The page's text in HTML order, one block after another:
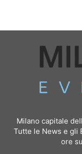
Milano capitale
Tutte le News e gli
ore